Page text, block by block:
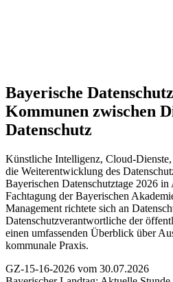
Bayerische
Kommunen zwischen
Datenschutz
Künstliche Intelligenz, Cloud-
die Weiterentwicklung des
Bayerischen Datenschutztage 2026
Fachtagung der Bayerischen
Management richtete sich an
Datenschutzverantwortliche der
einen umfassenden Überblick über
kommunale Praxis.
GZ-15-16-2026 vom 30.07.2026